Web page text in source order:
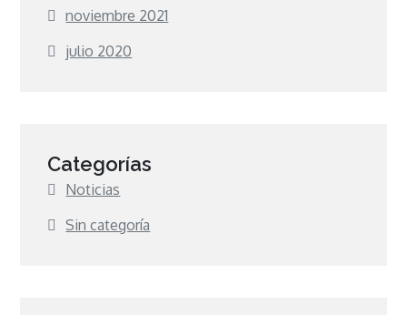
noviembre 2021
julio 2020
Categorías
Noticias
Sin categoría